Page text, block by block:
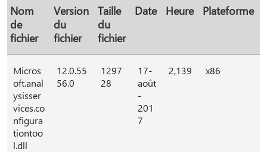
Nom
de
fichier
Version
du
fichier
Taille
du
fichier
Date Heure Plateforme
Micros
oft.anal
ysisser
vices.co
nfigura
tiontoo
l.dll
12.0.55
56.0
1297
28
17-
août
-
201
7
2,139 x86